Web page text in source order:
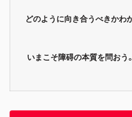
どのように向き合うべきかわ
いまこそ障碍の本質を問おう。